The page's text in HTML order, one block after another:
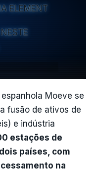
ELEMENT
Moeve se
fusão de ativos de
e indústria
estações de
países, com
na